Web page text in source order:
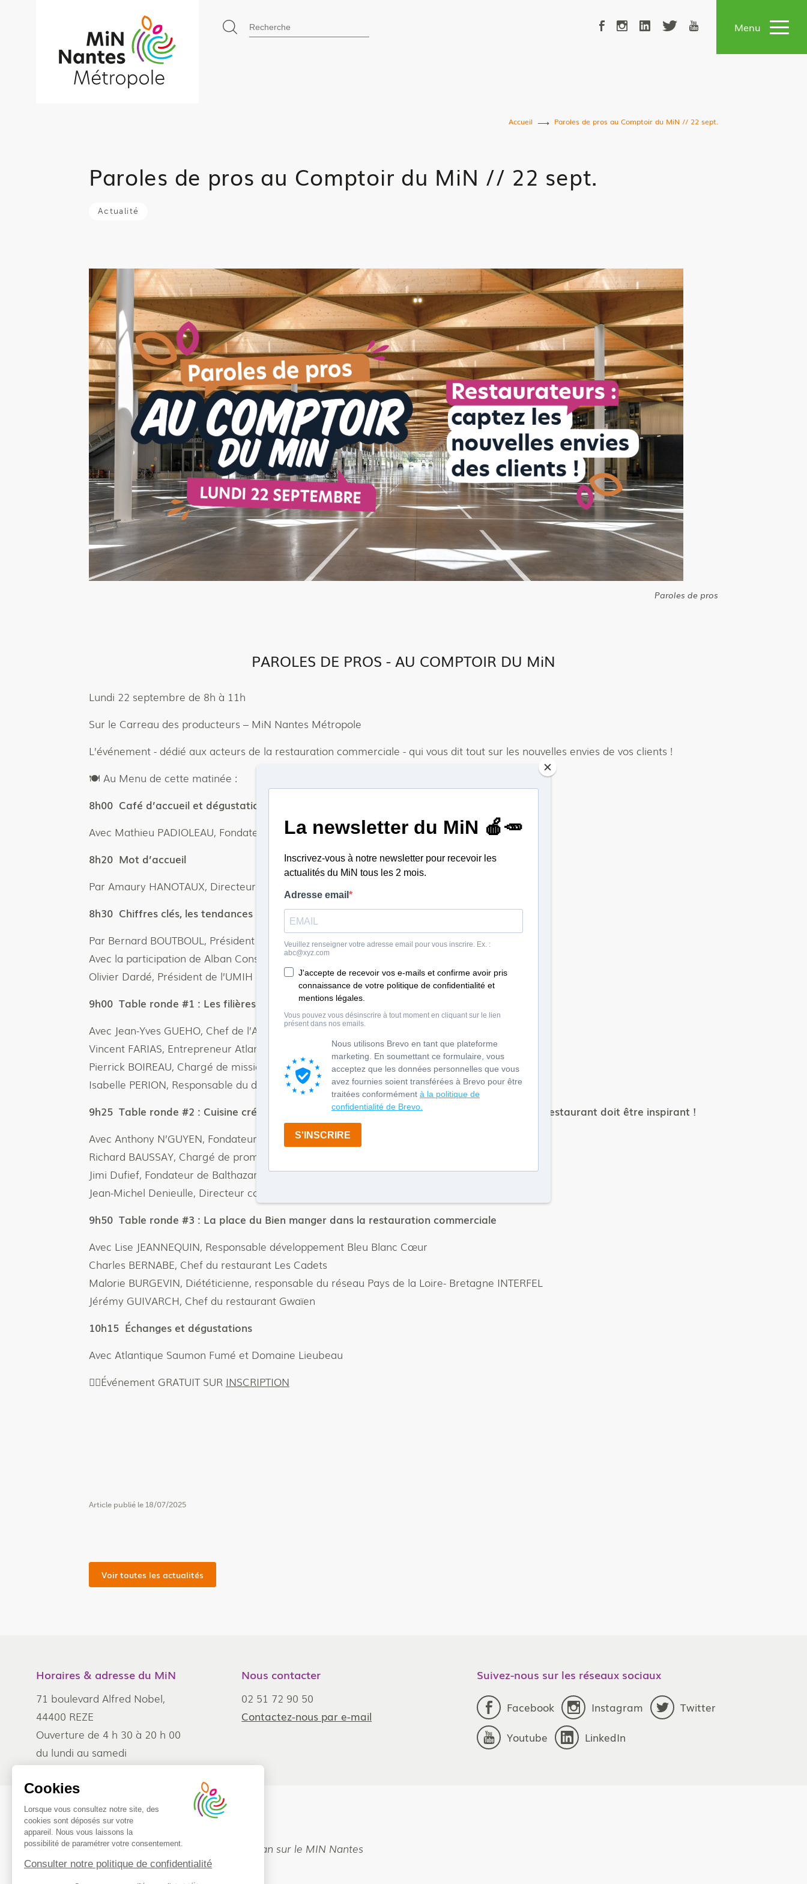
Rechercher Menu
71 Boulevard Alfred Nobel - 44400 - Rezé
Accueil Paroles de pros au Comptoir du MiN // 22 sept.
Paroles de pros au Comptoir du MiN // 22 sept.
Actualité
Paroles de pros
PAROLES DE PROS - AU COMPTOIR DU MiN
Lundi 22 septembre de 8h à 11h
Sur le Carreau des producteurs – MiN Nantes Métropole
L’événement - dédié aux acteurs de la restauration commerciale - qui vous dit tout sur les nouvelles envies de vos clients !
🍽️ Au Menu de cette matinée :
8h00 Café d’accueil et dégustation de chocolats
Avec Mathieu PADIOLEAU, Fondateur d’Acaoyer
8h20 Mot d’accueil
Par Amaury HANOTAUX, Directeur Général MiN Nantes Métropole
8h30 Chiffres clés, les tendances et comportements alimentaires
Par Bernard BOUTBOUL, Président du Gira ;
Avec la participation de Alban Constantin, GHR Grand Ouest ;
Olivier Dardé, Président de l’UMIH 44
9h00 Table ronde #1 : Les filières locales, un axe de valeur pour les restaurateurs
Avec Jean-Yves GUEHO, Chef de l’Atlantide
Vincent FARIAS, Entrepreneur Atlantique Saumon Fumé
Pierrick BOIREAU, Chargé de mission La Vache Nantaise
Isabelle PERION, Responsable du développement Provinces Bio
9h25 Table ronde #2 : Cuisine créative, concepts à forte identité, expérience immersive… le restaurant doit être inspirant !
Avec Anthony N’GUYEN, Fondateur de Ikimasho et Ramen Ya
Richard BAUSSAY, Chargé de promotion culinaire au Voyage à Nantes
Jimi Dufief, Fondateur de Balthazar, Bibou, Magnum
Jean-Michel Denieulle, Directeur commercial Berjac
9h50 Table ronde #3 : La place du Bien manger dans la restauration commerciale
Avec Lise JEANNEQUIN, Responsable développement Bleu Blanc Cœur
Charles BERNABE, Chef du restaurant Les Cadets
Malorie BURGEVIN, Diététicienne, responsable du réseau Pays de la Loire- Bretagne INTERFEL
Jérémy GUIVARCH, Chef du restaurant Gwaïen
10h15 Échanges et dégustations
Avec Atlantique Saumon Fumé et Domaine Lieubeau
👉🏻Événement GRATUIT SUR INSCRIPTION
Article publié le 18/07/2025
Voir toutes les actualités
Horaires & adresse du MiN
71 boulevard Alfred Nobel,
44400 REZE
Ouverture de 4 h 30 à 20 h 00
du lundi au samedi
Nous contacter
02 51 72 90 50
Contactez-nous par e-mail
Suivez-nous sur les réseaux sociaux
Facebook Instagram
Twitter
Youtube
LinkedIn
Inscrivez-vous à notre Newsletter
Recevez 6 lettres d’information maximum par an sur le MIN Nantes
Métropole
Cookies
Lorsque vous consultez notre site, des
cookies sont déposés sur votre
appareil. Nous vous laissons la
possibilité de paramétrer votre consentement.
Consulter notre politique de confidentialité